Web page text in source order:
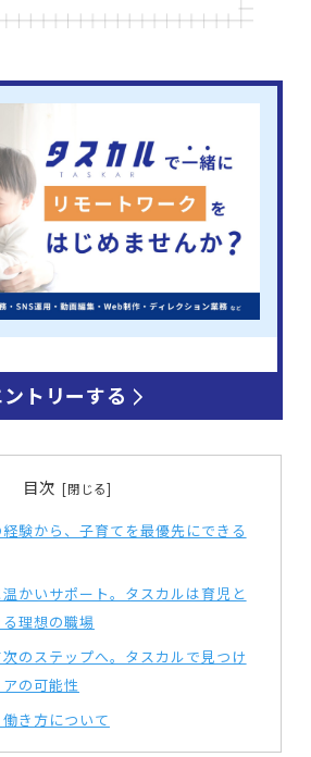
トリーする
目次
験から、子育てを最優先にできる
かいサポート。タスカルは育児と
理想の職場
のステップへ。タスカルで見つけ
の可能性
き方について